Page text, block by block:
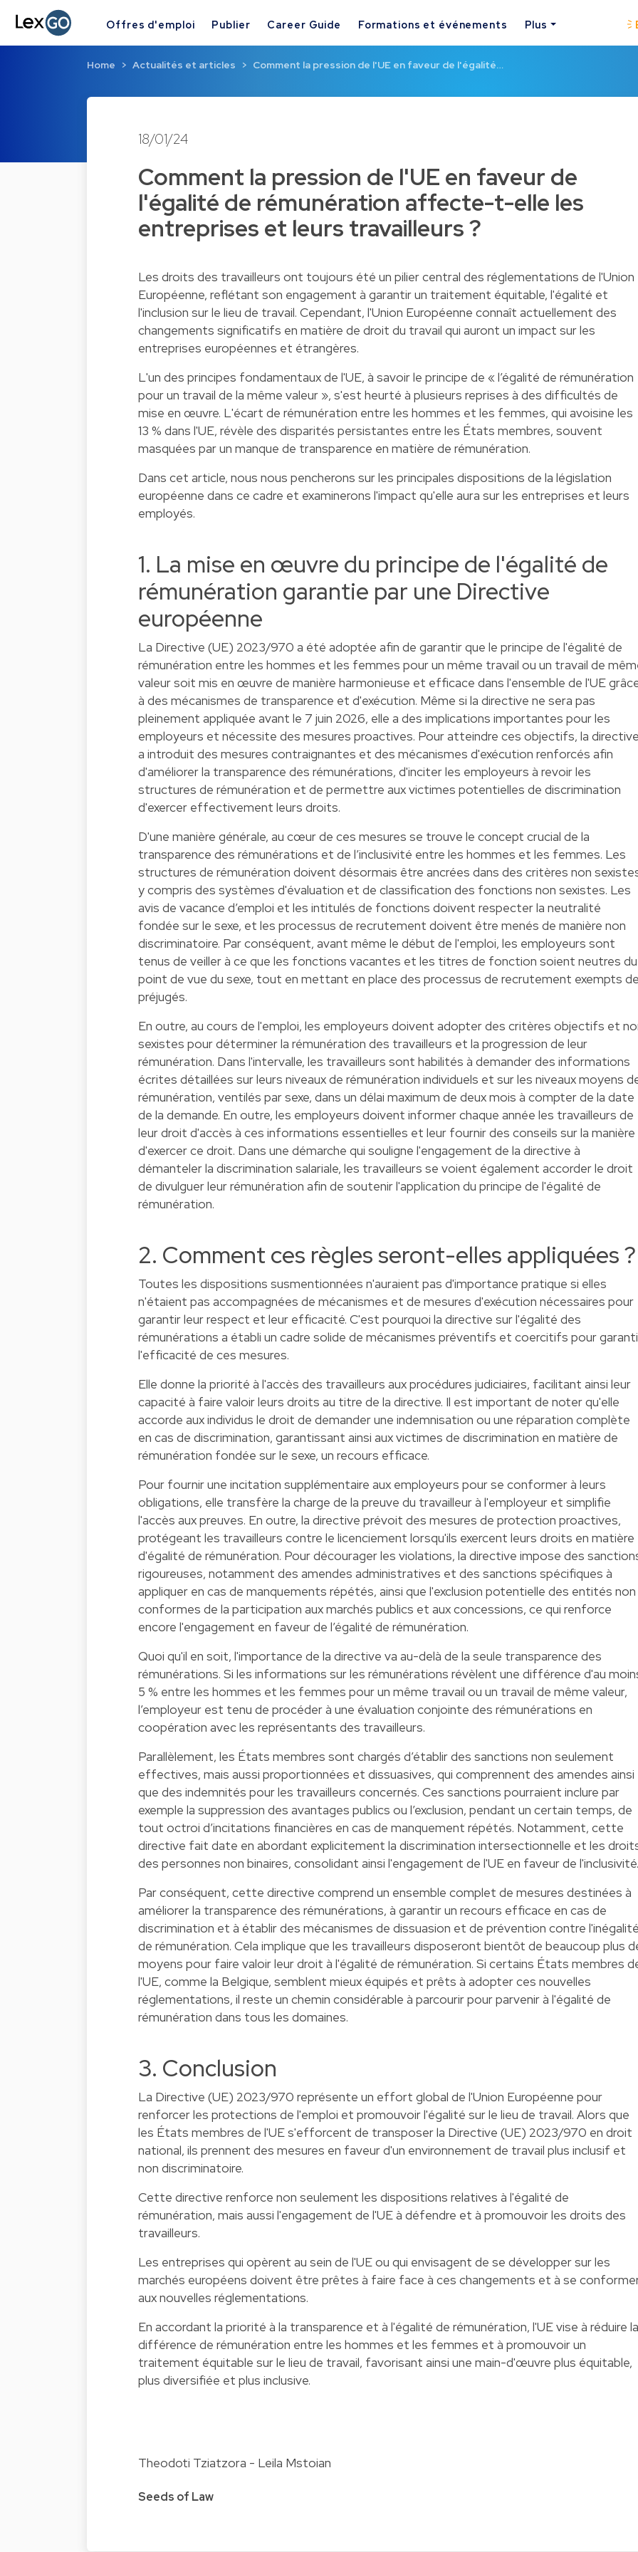
Offres d'emploi Publier Career Guide Formations et événements Plus
Home Actualités et articles Comment la pression de l'UE en faveur de l'égalité…
18/01/24
Comment la pression de l'UE en faveur de
l'égalité de rémunération affecte-t-elle les
entreprises et leurs travailleurs ?
Les droits des travailleurs ont toujours été un pilier central des réglementations de l'Union
Européenne, reflétant son engagement à garantir un traitement équitable, l'égalité et
l'inclusion sur le lieu de travail. Cependant, l'Union Européenne connaît actuellement des
changements significatifs en matière de droit du travail qui auront un impact sur les
entreprises européennes et étrangères.
L'un des principes fondamentaux de l'UE, à savoir le principe de « l’égalité de rémunération
pour un travail de la même valeur », s'est heurté à plusieurs reprises à des difficultés de
mise en œuvre. L'écart de rémunération entre les hommes et les femmes, qui avoisine les
13 % dans l'UE, révèle des disparités persistantes entre les États membres, souvent
masquées par un manque de transparence en matière de rémunération.
Dans cet article, nous nous pencherons sur les principales dispositions de la législation
européenne dans ce cadre et examinerons l'impact qu'elle aura sur les entreprises et leurs
employés.
1. La mise en œuvre du principe de l'égalité de
rémunération garantie par une Directive
européenne
La Directive (UE) 2023/970 a été adoptée afin de garantir que le principe de l'égalité de
rémunération entre les hommes et les femmes pour un même travail ou un travail de
valeur soit mis en œuvre de manière harmonieuse et efficace dans l'ensemble de l'UE
à des mécanismes de transparence et d'exécution. Même si la directive ne sera pas
pleinement appliquée avant le 7 juin 2026, elle a des implications importantes pour les
employeurs et nécessite des mesures proactives. Pour atteindre ces objectifs, la
a introduit des mesures contraignantes et des mécanismes d'exécution renforcés afin
d'améliorer la transparence des rémunérations, d'inciter les employeurs à revoir les
structures de rémunération et de permettre aux victimes potentielles de discrimination
d'exercer effectivement leurs droits.
D'une manière générale, au cœur de ces mesures se trouve le concept crucial de la
transparence des rémunérations et de l’inclusivité entre les hommes et les femmes. Les
structures de rémunération doivent désormais être ancrées dans des critères non
y compris des systèmes d'évaluation et de classification des fonctions non sexistes. Les
avis de vacance d’emploi et les intitulés de fonctions doivent respecter la neutralité
fondée sur le sexe, et les processus de recrutement doivent être menés de manière non
discriminatoire. Par conséquent, avant même le début de l'emploi, les employeurs sont
tenus de veiller à ce que les fonctions vacantes et les titres de fonction soient neutres du
point de vue du sexe, tout en mettant en place des processus de recrutement exempts
préjugés.
En outre, au cours de l'emploi, les employeurs doivent adopter des critères objectifs et
sexistes pour déterminer la rémunération des travailleurs et la progression de leur
rémunération. Dans l'intervalle, les travailleurs sont habilités à demander des informations
écrites détaillées sur leurs niveaux de rémunération individuels et sur les niveaux moyens
rémunération, ventilés par sexe, dans un délai maximum de deux mois à compter de la date
de la demande. En outre, les employeurs doivent informer chaque année les travailleurs de
leur droit d'accès à ces informations essentielles et leur fournir des conseils sur la manière
d'exercer ce droit. Dans une démarche qui souligne l'engagement de la directive à
démanteler la discrimination salariale, les travailleurs se voient également accorder le droit
de divulguer leur rémunération afin de soutenir l'application du principe de l'égalité de
rémunération.
2. Comment ces règles seront-elles appliquées ?
Toutes les dispositions susmentionnées n'auraient pas d'importance pratique si elles
n'étaient pas accompagnées de mécanismes et de mesures d'exécution nécessaires pour
garantir leur respect et leur efficacité. C'est pourquoi la directive sur l'égalité des
rémunérations a établi un cadre solide de mécanismes préventifs et coercitifs pour
l'efficacité de ces mesures.
Elle donne la priorité à l'accès des travailleurs aux procédures judiciaires, facilitant ainsi leur
capacité à faire valoir leurs droits au titre de la directive. Il est important de noter qu'elle
accorde aux individus le droit de demander une indemnisation ou une réparation complète
en cas de discrimination, garantissant ainsi aux victimes de discrimination en matière de
rémunération fondée sur le sexe, un recours efficace.
Pour fournir une incitation supplémentaire aux employeurs pour se conformer à leurs
obligations, elle transfère la charge de la preuve du travailleur à l'employeur et simplifie
l'accès aux preuves. En outre, la directive prévoit des mesures de protection proactives,
protégeant les travailleurs contre le licenciement lorsqu'ils exercent leurs droits en matière
d'égalité de rémunération. Pour décourager les violations, la directive impose des
rigoureuses, notamment des amendes administratives et des sanctions spécifiques à
appliquer en cas de manquements répétés, ainsi que l'exclusion potentielle des entités non
conformes de la participation aux marchés publics et aux concessions, ce qui renforce
encore l'engagement en faveur de l’égalité de rémunération.
Quoi qu'il en soit, l'importance de la directive va au-delà de la seule transparence des
rémunérations. Si les informations sur les rémunérations révèlent une différence d'au
5 % entre les hommes et les femmes pour un même travail ou un travail de même valeur,
l’employeur est tenu de procéder à une évaluation conjointe des rémunérations en
coopération avec les représentants des travailleurs.
Parallèlement, les États membres sont chargés d’établir des sanctions non seulement
effectives, mais aussi proportionnées et dissuasives, qui comprennent des amendes ainsi
que des indemnités pour les travailleurs concernés. Ces sanctions pourraient inclure par
exemple la suppression des avantages publics ou l’exclusion, pendant un certain temps, de
tout octroi d’incitations financières en cas de manquement répétés. Notamment, cette
directive fait date en abordant explicitement la discrimination intersectionnelle et les
des personnes non binaires, consolidant ainsi l'engagement de l'UE en faveur de l'inclusivité.
Par conséquent, cette directive comprend un ensemble complet de mesures destinées à
améliorer la transparence des rémunérations, à garantir un recours efficace en cas de
discrimination et à établir des mécanismes de dissuasion et de prévention contre
de rémunération. Cela implique que les travailleurs disposeront bientôt de beaucoup plus
moyens pour faire valoir leur droit à l'égalité de rémunération. Si certains États membres
l'UE, comme la Belgique, semblent mieux équipés et prêts à adopter ces nouvelles
réglementations, il reste un chemin considérable à parcourir pour parvenir à l'égalité de
rémunération dans tous les domaines.
3. Conclusion
La Directive (UE) 2023/970 représente un effort global de l'Union Européenne pour
renforcer les protections de l'emploi et promouvoir l'égalité sur le lieu de travail. Alors que
les États membres de l'UE s'efforcent de transposer la Directive (UE) 2023/970 en droit
national, ils prennent des mesures en faveur d'un environnement de travail plus inclusif et
non discriminatoire.
Cette directive renforce non seulement les dispositions relatives à l'égalité de
rémunération, mais aussi l'engagement de l'UE à défendre et à promouvoir les droits des
travailleurs.
Les entreprises qui opèrent au sein de l'UE ou qui envisagent de se développer sur les
marchés européens doivent être prêtes à faire face à ces changements et à se
aux nouvelles réglementations.
En accordant la priorité à la transparence et à l'égalité de rémunération, l'UE vise à réduire la
différence de rémunération entre les hommes et les femmes et à promouvoir un
traitement équitable sur le lieu de travail, favorisant ainsi une main-d'œuvre plus équitable,
plus diversifiée et plus inclusive.
Theodoti Tziatzora - Leila Mstoian
Seeds of Law